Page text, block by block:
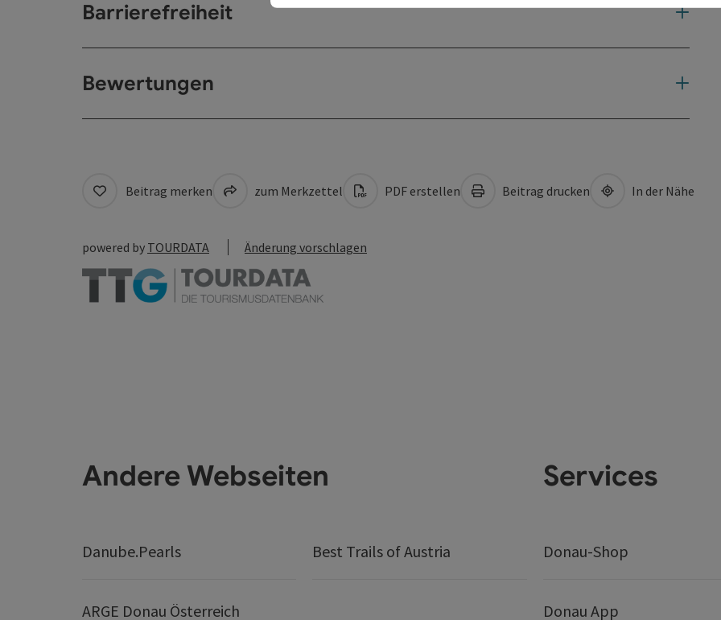
Barrierefreiheit
Bewertungen
Beitrag merken zum Merkzettel PDF erstellen Beitrag drucken In der Nähe
powered by TOURDATA Änderung vorschlagen
Andere Webseiten
Danube.Pearls Best Trails of Austria
ARGE Donau Österreich
Services
Donau-Shop
Donau App